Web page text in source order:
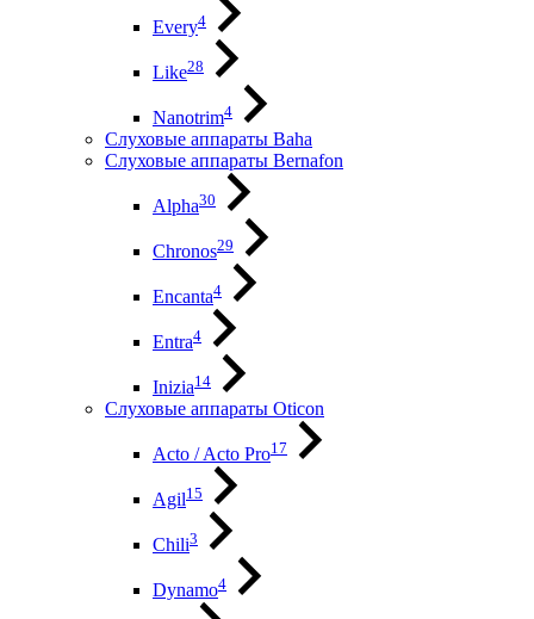
Every4
Like28
Nanotrim4
Слуховые аппараты Baha
Слуховые аппараты Bernafon
Alpha30
Chronos29
Encanta4
Entra4
Inizia14
Слуховые аппараты Oticon
Acto / Acto Pro17
Agil15
Chili3
Dynamo4